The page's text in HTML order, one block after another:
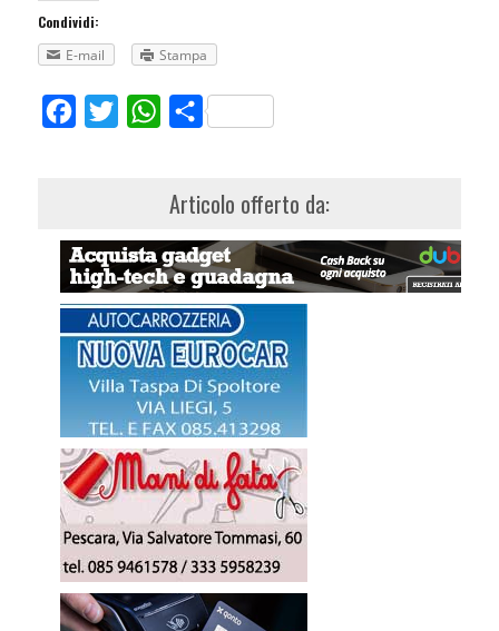
Condividi:
E-mail
Stampa
FacebookTwitterWhatsApp
Share
Articolo offerto da: